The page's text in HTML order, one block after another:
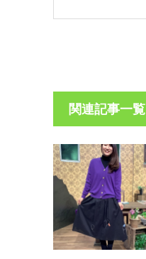
関連記事一覧